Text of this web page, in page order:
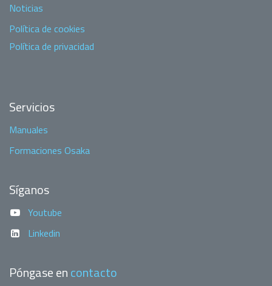
Noticias
Política de cookies
Política de privacidad
Servicios
Manuales
Formaciones Osaka
Síganos
Youtube
Linkedin
Póngase encontacto